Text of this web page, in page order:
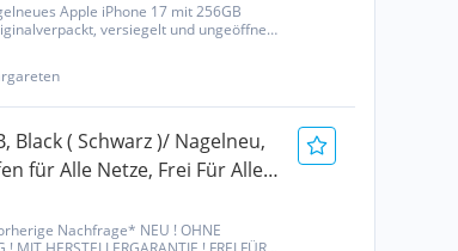
Apple iPhone 17 mit 256GB
versiegelt und ungeöffnet
Modell: Apple iPhone 17 Speicher:
Frei für alle Netze...
Black ( Schwarz )/ Nagelneu,
für Alle Netze, Frei Für Alle
Jahr Herstellergarantie/ Nur
Nachfrage* NEU ! OHNE